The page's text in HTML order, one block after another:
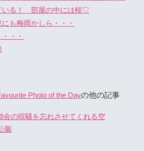
いる！ 部屋の中には桜♡
も梅雨かしら・・・
・・
Photo of the Dayの他の記事
の喧騒を忘れさせてくれる空
園